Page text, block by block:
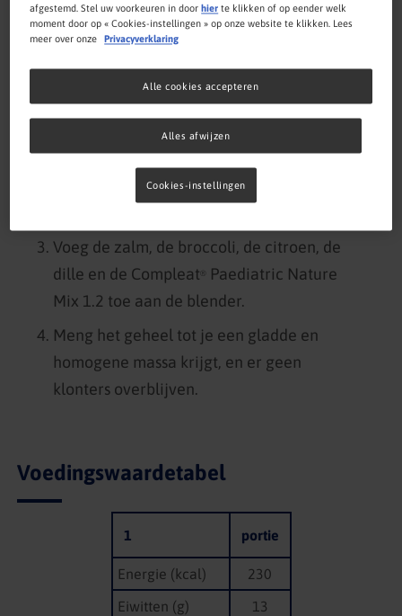
Bereiding
Snijd de broccoli in stukjes en laat hem
koken.
Kook of gril de zalm totdat deze goed gaar
Voeg de zalm, de broccoli, de citroen, de
dille en de Compleat
Paediatric Nature
Mix 1.2 toe aan de blender.
Meng het geheel tot je een gladde en
homogene massa krijgt, en er geen
klonters overblijven.
Voedingswaardetabel
1 portie
Energie (kcal)
230
Eiwitten (g)
13
afgestemd. Stel uw voorkeuren in doorhier te klikken of op eender welk
moment door op « Cookies-instellingen » op onze website te klikken. Lees
meer over onze
Privacyverklaring
Alles afwijzen
Alle cookies accepteren
Cookies-instellingen